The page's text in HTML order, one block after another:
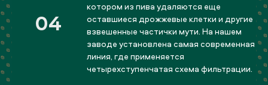
котором из пива удаляются еще
оставшиеся дрожжевые клетки и другие
взвешенные частички мути. На нашем
заводе установлена самая современная
линия, где применяется
четырехступенчатая схема фильтрации.
04